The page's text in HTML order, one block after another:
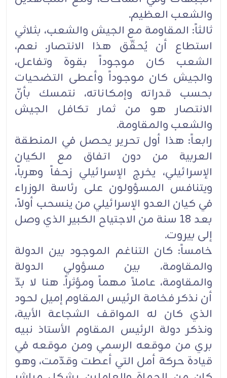
والشعب العظيم.
ثالثاً: المقاومة مع الجيش والشعب، بثلاثي
استطاع أن يُحقّق هذا الانتصار. نعم،
الشعب كان موجوداً بقوة وتفاعل،
والجيش كان موجوداً وأعطى التضحيات
بحسب قدراته وإمكاناته، نتمسك بأنّ
الانتصار هو من ثمار تكافل الجيش
والشعب والمقاومة.
رابعاً: هذا أول تحرير يحصل في المنطقة
العربية من دون اتفاق مع الكيان
الإسرائيلي، يخرج الإسرائيلي زحفاً وهرباً،
ويتنافس المسؤولون على رئاسة الوزراء
في كيان العدو الإسرائيلي من ينسحب أولاً،
بعد 18 سنة من الاجتياح الكبير الذي وصل
إلى بيروت.
خامساً: كان التناغم الموجود بين الدولة
والمقاومة، بين مسؤولي الدولة
والمقاومة، عاملاً مهماً ومؤثراً. هنا لا بدّ
أن نذكر فخامة الرئيس المقاوم إميل لحود
الذي كان له المواقف الشجاعة الأبية،
ونذكر دولة الرئيس المقاوم الأستاذ نبيه
بري من موقعه الرسمي ومن موقعه في
قيادة حركة أمل التي أعطت وقدّمت، وهو